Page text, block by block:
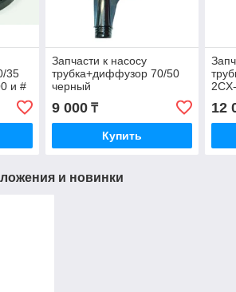
35
и #
Запчасти к насосу
трубка+диффузор 70/50
черный
М3360/M3401/6034 и #
М729 Джилекс
9 000₸
Купить
12
и новинки